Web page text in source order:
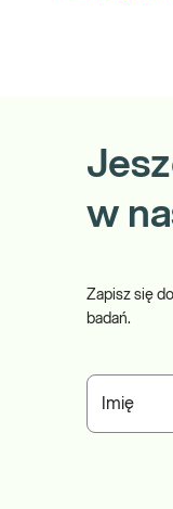
w
Zapisz się
badań.
Imię